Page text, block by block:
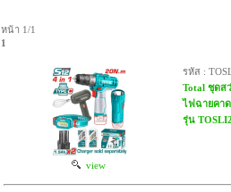
หน้า 1/1
1
view
รหัส :
Total ชุดส
ไฟฉายคา
รุ่น